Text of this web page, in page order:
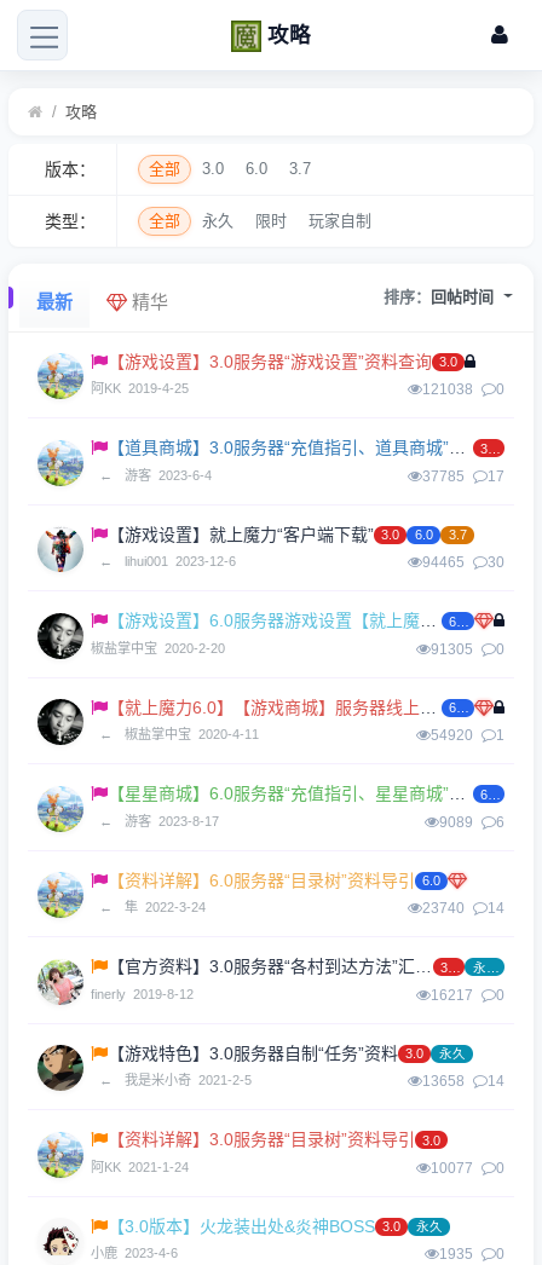
攻略
/ 攻略
版本： 全部 3.0 6.0 3.7
类型： 全部 永久 限时 玩家自制
最新 精华 排序： 回帖时间
【游戏设置】3.0服务器“游戏设置”资料查询 3.0
阿KK 2019-4-25 121038 0
【道具商城】3.0服务器“充值指引、道具商城”功能介绍
←
游客 2023-6-4 37785 17
【游戏设置】就上魔力“客户端下载” 3.0 6.0
3.7
←
lihui001 2023-12-6 94465 30
【游戏设置】6.0服务器游戏设置【就上魔力】
椒盐掌中宝 2020-2-20 91305 0
←
椒盐掌中宝 2020-4-11 54920 1
【星星商城】6.0服务器“充值指引、星星商城”功能介绍
←
游客 2023-8-17 9089 6
【资料详解】6.0服务器“目录树”资料导引
6.0
←
隼 2022-3-24 23740 14
【官方资料】3.0服务器“各村到达方法”汇总资料
finerly 2019-8-12 16217 0
【游戏特色】3.0服务器自制“任务”资料 3.0
永久
←
我是米小奇 2021-2-5 13658 14
【资料详解】3.0服务器“目录树”资料导引
3.0
阿KK 2021-1-24 10077 0
【3.0版本】火龙装出处&炎神BOSS 3.0
永久
小鹿 2023-4-6 1935 0